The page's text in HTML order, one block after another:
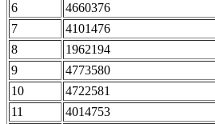
6 4660376
7 4101476
8 1962194
9 4773580
10 4722581
11 4014753